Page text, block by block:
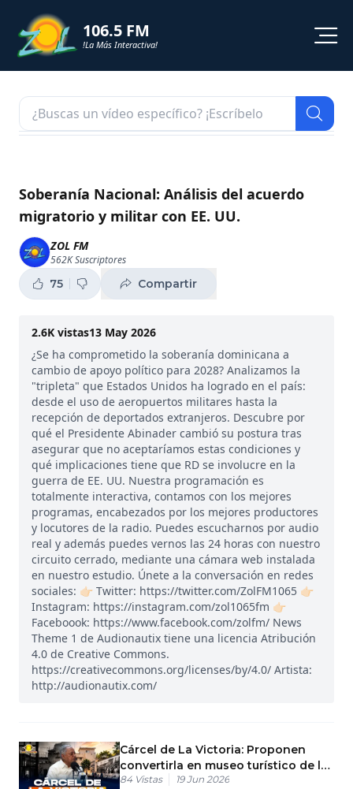
106.5 FM
!La Más Interactiva!
NOTICIAS
SHORTS
PODCAST
ZOL TV
Soberanía Nacional: Análisis del acuerdo
migratorio y militar con EE. UU.
ZOL FM
562KSuscriptores
75 Compartir
2.6K vistas13 May 2026
¿Se ha comprometido la soberanía dominicana a
cambio de apoyo político para 2028? Analizamos la
"tripleta" que Estados Unidos ha logrado en el país:
desde el uso de aeropuertos militares hasta la
recepción de deportados extranjeros. Descubre por
qué el Presidente Abinader cambió su postura tras
asegurar que no aceptaríamos estas condiciones y
qué implicaciones tiene que RD se involucre en la
guerra de EE. UU. Nuestra programación es
totalmente interactiva, contamos con los mejores
programas, encabezados por los mejores productores
y locutores de la radio. Puedes escucharnos por audio
real y además puedes vernos las 24 horas con nuestro
circuito cerrado, mediante una cámara web instalada
en nuestro estudio. Únete a la conversación en redes
sociales: 👉🏻 Twitter: https://twitter.com/ZolFM1065 👉🏻
Instagram: https://instagram.com/zol1065fm 👉🏻
Faceboook: https://www.facebook.com/zolfm/ News
Theme 1 de Audionautix tiene una licencia Atribución
4.0 de Creative Commons.
https://creativecommons.org/licenses/by/4.0/ Artista:
http://audionautix.com/
Cárcel de La Victoria: Proponen
convertirla en museo turístico de la
dictadura
84 Vistas 19 Jun 2026